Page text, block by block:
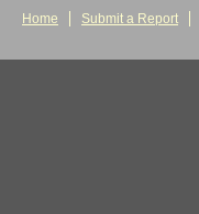
Home Submit a Report